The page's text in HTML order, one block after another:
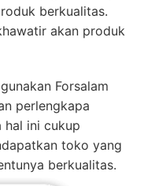
berkualitas.
akan produk
Forsalam
perlengkapa
hal ini cukup
toko yang
berkualitas.